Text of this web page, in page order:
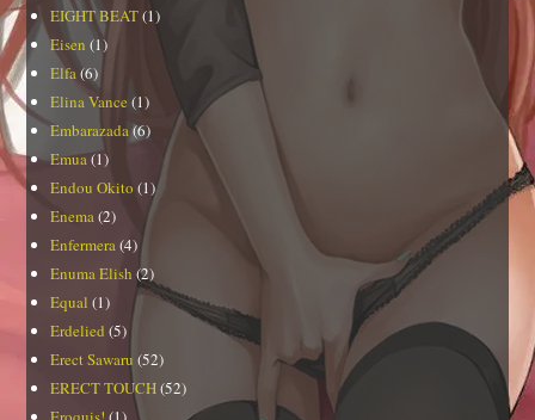
EIGHT BEAT(1)
Eisen (1)
Elfa(6)
Elina Vance (1)
Embarazada(6)
Emua(1)
Endou Okito (1)
Enema(2)
Enfermera(4)
Enuma Elish (2)
Equal (1)
Erdelied (5)
Erect Sawaru (52)
ERECT TOUCH(52)